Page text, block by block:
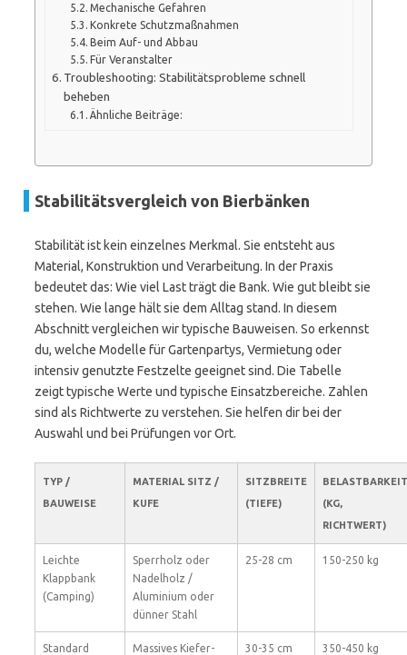
Mechanische Gefahren
Konkrete Schutzmaßnahmen
Beim Auf- und Abbau
Für Veranstalter
Troubleshooting: Stabilitätsprobleme schnell
beheben
Ähnliche Beiträge:
Stabilitätsvergleich von Bierbänken
Stabilität ist kein einzelnes Merkmal. Sie entsteht aus
Material, Konstruktion und Verarbeitung. In der Praxis
bedeutet das: Wie viel Last trägt die Bank. Wie gut bleibt sie
stehen. Wie lange hält sie dem Alltag stand. In diesem
Abschnitt vergleichen wir typische Bauweisen. So erkennst
du, welche Modelle für Gartenpartys, Vermietung oder
intensiv genutzte Festzelte geeignet sind. Die Tabelle
zeigt typische Werte und typische Einsatzbereiche. Zahlen
sind als Richtwerte zu verstehen. Sie helfen dir bei der
Auswahl und bei Prüfungen vor Ort.
TYP /
BAUWEISE
MATERIAL SITZ /
KUFE
SITZBREITE
(TIEFE)
BELASTBARKEIT
(KG,
RICHTWERT)
Leichte
Klappbank
(Camping)
Sperrholz oder
Nadelholz /
Aluminium oder
dünner Stahl
25-28 cm 150-250 kg
Standard
Massives Kiefer-
30-35 cm 350-450 kg